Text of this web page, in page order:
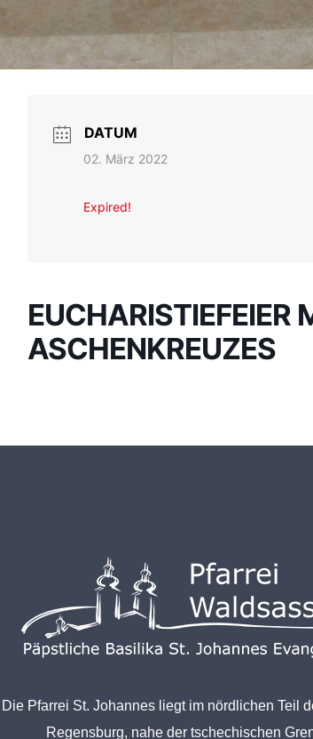
DATUM
02. März 2022
Expired!
EUCHARISTIEFEIER
ASCHENKREUZES
Die Pfarrei St. Johannes liegt im nördlichen Teil
Regensburg, nahe der tschechischen